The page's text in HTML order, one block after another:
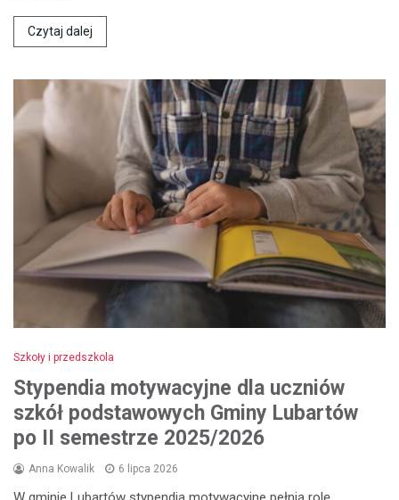
Czytaj dalej
Szkoły i przedszkola
Stypendia motywacyjne dla uczniów
szkół podstawowych Gminy Lubartów
po II semestrze 2025/2026
Anna Kowalik 6 lipca 2026